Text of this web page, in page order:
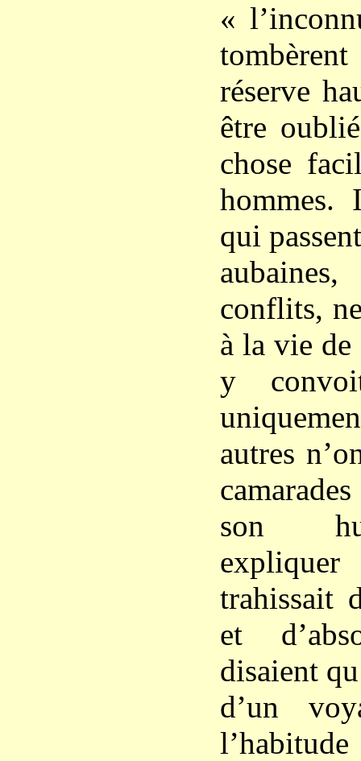
«
réserve
être
chose
qui
conflits,
à la vie de
y
autres
son
trahissait
et
disaient
d’un